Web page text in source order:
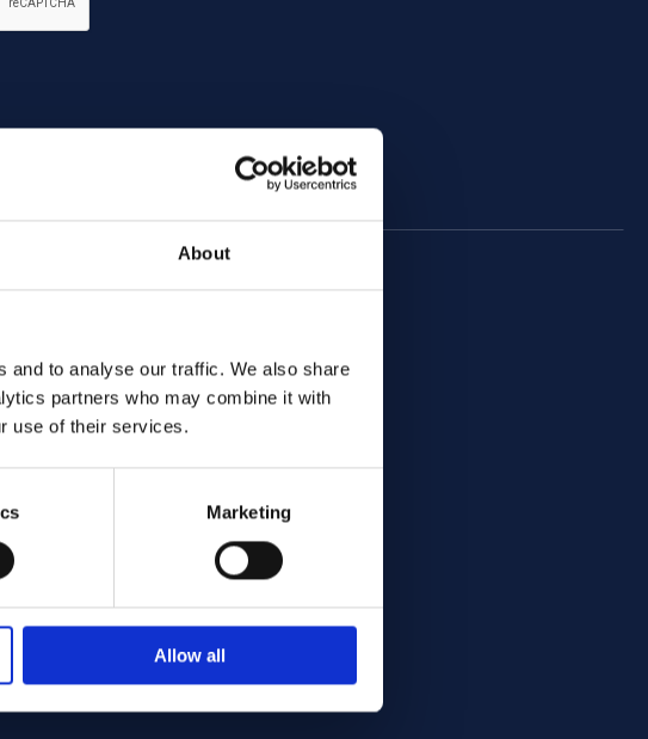
About
and to analyse our traffic. We also share
partners who may combine it with
use of their services.
Marketing
Allow all